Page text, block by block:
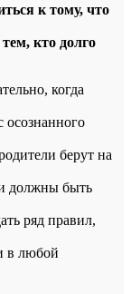
к тому, что
кто долго
когда
осознанного
берут на
должны быть
ряд правил,
в любой